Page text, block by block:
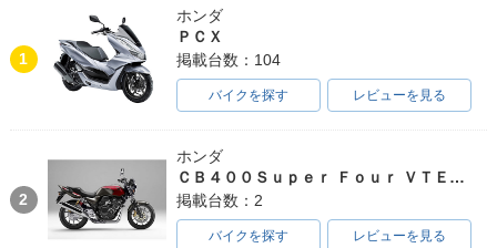
1
ホンダ
ＰＣＸ
掲載台数：104
バイクを探す レビューを見る
2
ホンダ
ＣＢ４００Ｓｕｐｅｒ Ｆｏｕｒ ＶＴＥＣ ＳＰＥＣ３
掲載台数：2
バイクを探す レビューを見る